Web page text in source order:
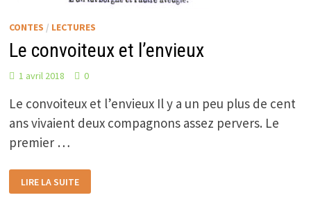
CONTES / LECTURES
Le convoiteux et l’envieux
1 avril 2018 0
Le convoiteux et l’envieux Il y a un peu plus de cent
ans vivaient deux compagnons assez pervers. Le
premier …
CONVOITEUX
ET
LIRE LA SUITE